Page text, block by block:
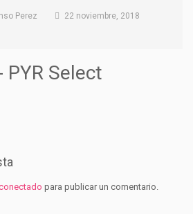
Perez
22 noviembre, 2018
PYR Select
para publicar un comentario.